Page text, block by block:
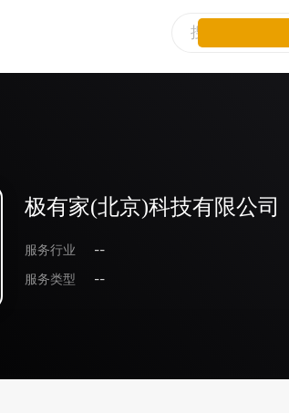
极有家(北京)科技有限公司
服务行业
--
服务类型
--